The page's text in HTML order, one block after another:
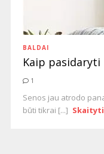
BALDAI
Kaip
1
Senos jau atrodo
būti tikrai [...]